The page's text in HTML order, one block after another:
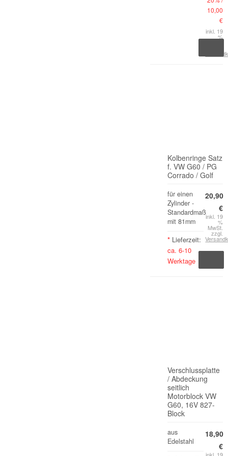
10,00
€
inkl. 19
%
Kolbenringe Satz
f. VW G60 / PG
Corrado / Golf
für einen
Zylinder -
Standardmaß
mit 81mm
* Lieferzeit:
ca. 6-10
Werktage
20,90
€
inkl. 19
%
MwSt.
zzgl.
Verschlussplatte
/ Abdeckung
seitlich
Motorblock VW
G60, 16V 827-
Block
aus
Edelstahl
18,90
€